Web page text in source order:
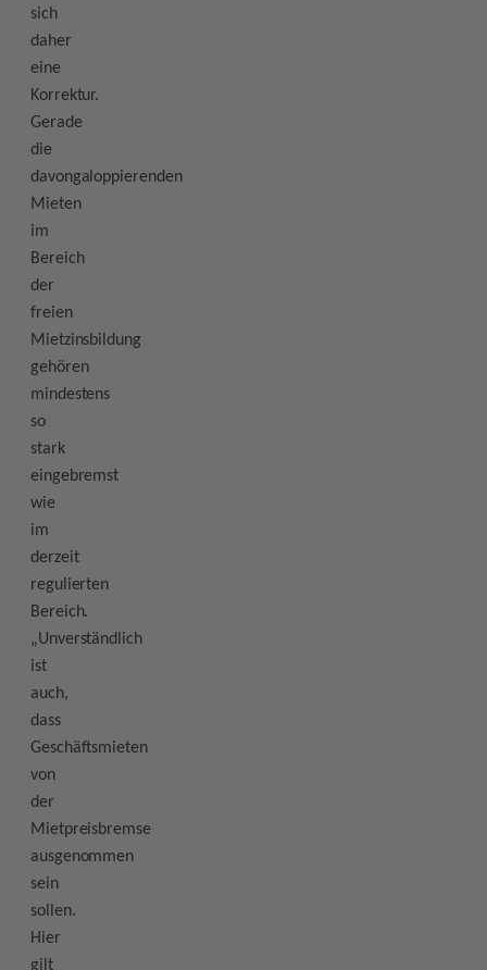
sich
daher
eine
Korrektur.
Gerade
die
davongaloppierenden
Mieten
im
Bereich
der
freien
Mietzinsbildung
gehören
mindestens
so
stark
eingebremst
wie
im
derzeit
regulierten
Bereich.
„Unverständlich
ist
auch,
dass
Geschäftsmieten
von
der
Mietpreisbremse
ausgenommen
sein
sollen.
Hier
gilt